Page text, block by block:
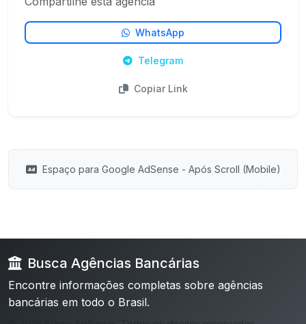
WhatsApp
Telegram
Copiar Link
Espaço para Google AdSense - Após Scroll (Mobile)
Busca Agências Bancárias
Encontre informações completas sobre agências
bancárias em todo o Brasil.